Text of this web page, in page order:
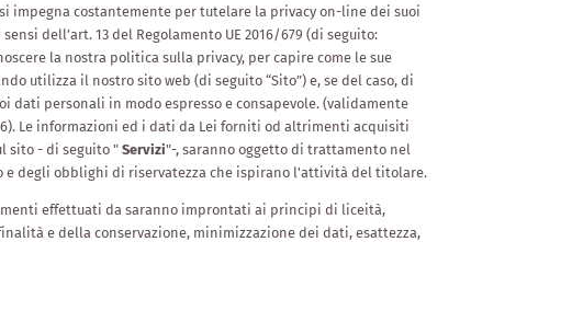
impegna costantemente per tutelare la privacy on-line dei suoi
dell’art. 13 del Regolamento UE 2016/679 (di seguito:
la nostra politica sulla privacy, per capire come le sue
utilizza il nostro sito web (di seguito “Sito”) e, se del caso, di
dati personali in modo espresso e consapevole. (validamente
Le informazioni ed i dati da Lei forniti od altrimenti acquisiti
sito - di seguito " Servizi"-, saranno oggetto di trattamento nel
e degli obblighi di riservatezza che ispirano l'attività del titolare.
effettuati da saranno improntati ai principi di liceità,
e della conservazione, minimizzazione dei dati, esattezza,